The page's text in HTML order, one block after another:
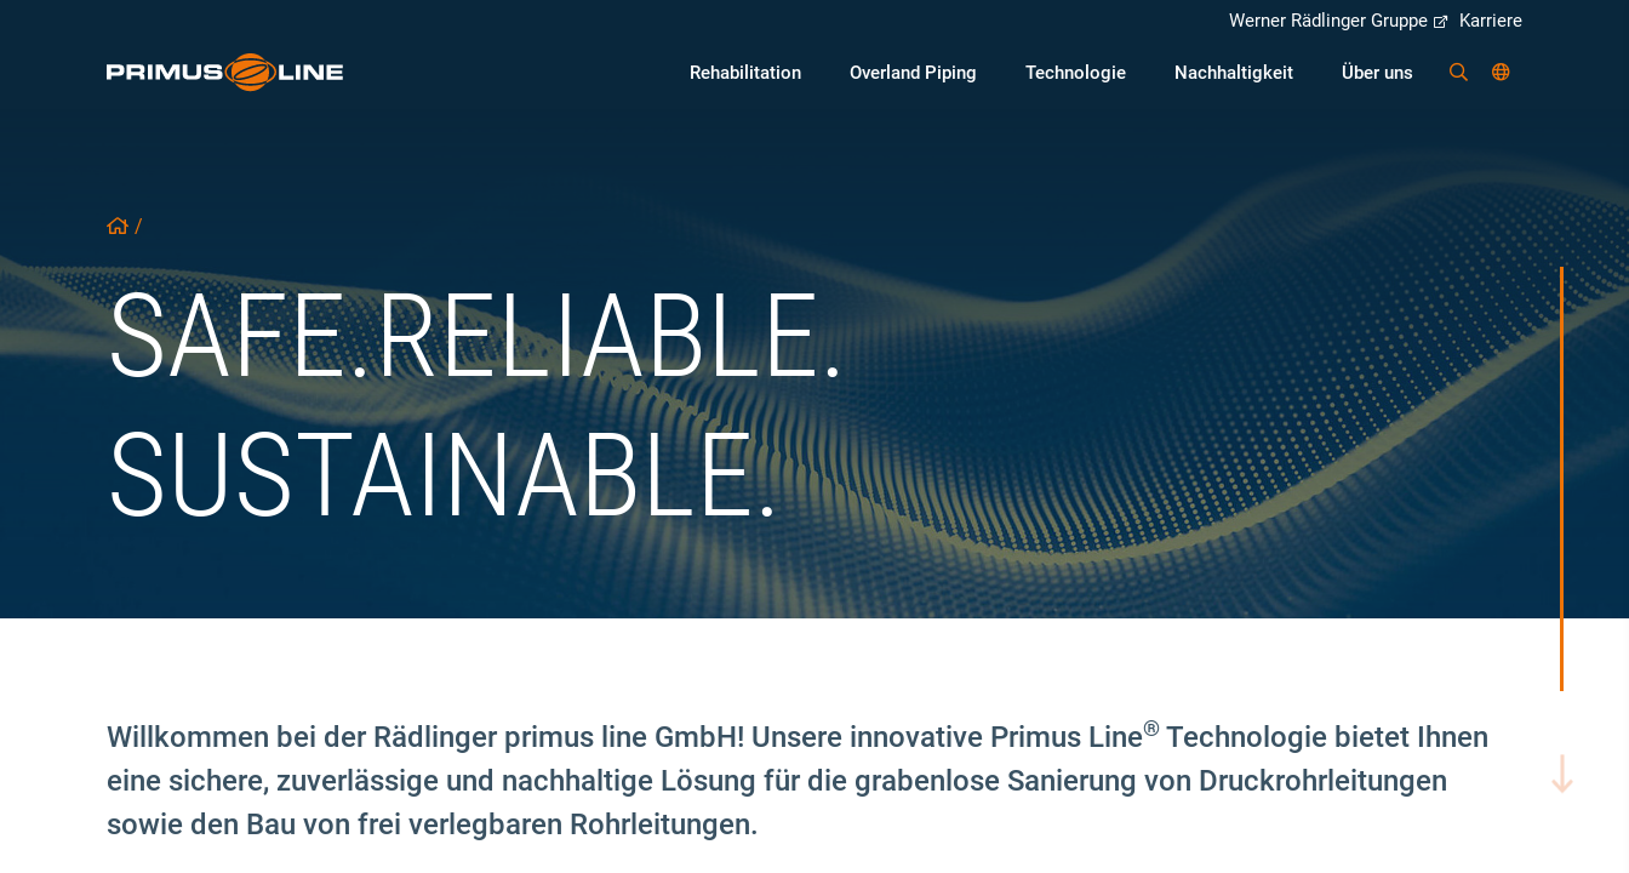
Werner Rädlinger Gruppe Karriere
Rehabilitation Overland Piping Technologie Nachhaltigkeit Über uns
/
SAFE.​RELIABLE.​
SUSTAINABLE.
Willkommen bei der Rädlinger primus line GmbH! Unsere innovative Primus Line® Technologie bietet Ihnen
eine sichere, zuverlässige und nachhaltige Lösung für die grabenlose Sanierung von Druckrohrleitungen
sowie den Bau von frei verlegbaren Rohrleitungen.